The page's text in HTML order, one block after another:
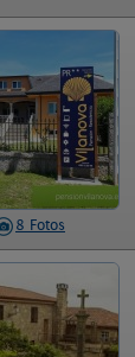
8 Fotos